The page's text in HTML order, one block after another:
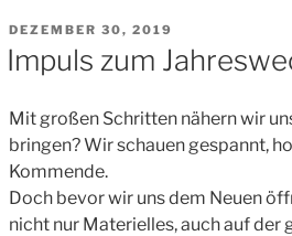
VERÖFFENTLICHT
AM
DEZEMBER 30, 2019
Impuls zum
Mit großen Schritten nähern wir
bringen? Wir schauen gespannt,
Kommende.
Doch bevor wir uns dem Neuen
nicht nur Materielles, auch auf der